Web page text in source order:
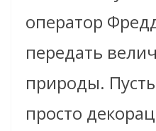
оператор
передать
природы.
просто